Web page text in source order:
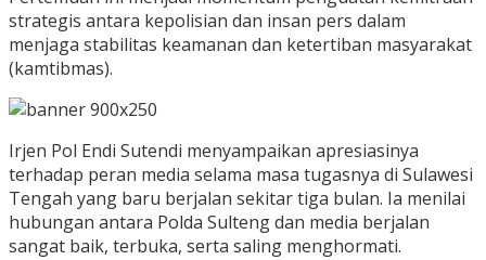
strategis antara kepolisian dan insan pers dalam
menjaga stabilitas keamanan dan ketertiban masyarakat
(kamtibmas).
Irjen Pol Endi Sutendi menyampaikan apresiasinya
terhadap peran media selama masa tugasnya di Sulawesi
Tengah yang baru berjalan sekitar tiga bulan. Ia menilai
hubungan antara Polda Sulteng dan media berjalan
sangat baik, terbuka, serta saling menghormati.